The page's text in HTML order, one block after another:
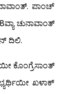
ಪಾಂಚ್
ಚುನಾವಾಂತ್
ದಿಲಿ.
ಕೊಂಗ್ರೆಸಾಂತ್
ಖಳಾಕ್